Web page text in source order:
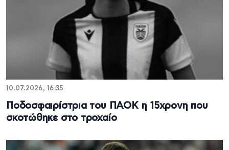
10.07.2026, 16:35
Ποδοσφαιρίστρια του ΠΑΟΚ η 15χρονη που
σκοτώθηκε στο τροχαίο